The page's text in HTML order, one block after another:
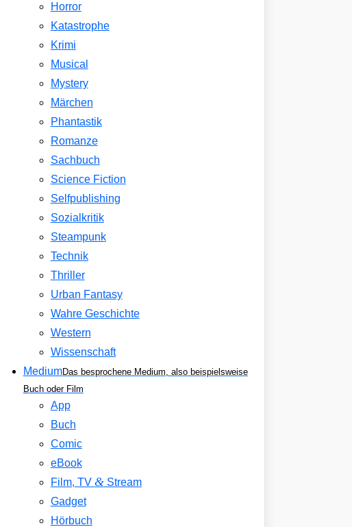
Horror
Katastrophe
Krimi
Musical
Mystery
Märchen
Phantastik
Romanze
Sachbuch
Science Fiction
Selfpublishing
Sozialkritik
Steampunk
Technik
Thriller
Urban Fantasy
Wahre Geschichte
Western
Wissenschaft
MediumDas besprochene Medium, also beispielsweise
Buch oder Film
App
Buch
Comic
eBook
Film, TV &Stream
Gadget
Hörbuch